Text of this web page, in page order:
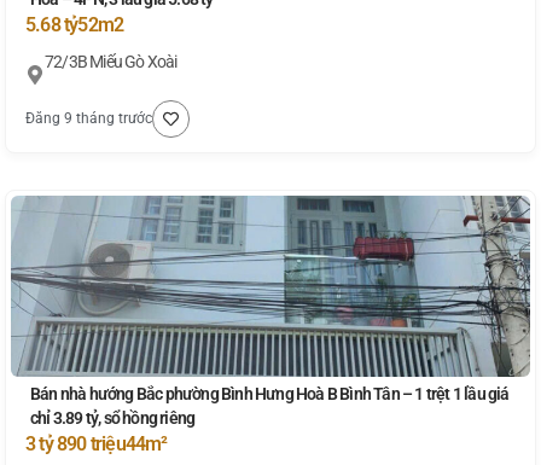
5.68 tỷ52m2
72/3B Miếu Gò Xoài
Đăng 9 tháng trước
Bán nhà hướng Bắc phường Bình Hưng Hoà B Bình Tân – 1 trệt 1 lầu giá
chỉ 3.89 tỷ, sổ hồng riêng
3 tỷ 890 triệu44m²